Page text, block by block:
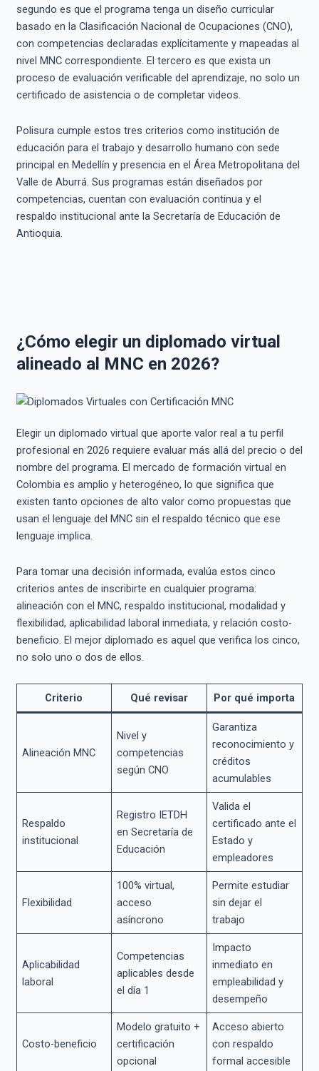
segundo es que el programa tenga un diseño curricular
basado en la Clasificación Nacional de Ocupaciones (CNO),
con competencias declaradas explícitamente y mapeadas al
nivel MNC correspondiente. El tercero es que exista un
proceso de evaluación verificable del aprendizaje, no solo un
certificado de asistencia o de completar videos.
Polisura cumple estos tres criterios como institución de
educación para el trabajo y desarrollo humano con sede
principal en Medellín y presencia en el Área Metropolitana del
Valle de Aburrá. Sus programas están diseñados por
competencias, cuentan con evaluación continua y el
respaldo institucional ante la Secretaría de Educación de
Antioquia.
¿Cómo elegir un diplomado virtual
alineado al MNC en 2026?
Elegir un diplomado virtual que aporte valor real a tu perfil
profesional en 2026 requiere evaluar más allá del precio o del
nombre del programa. El mercado de formación virtual en
Colombia es amplio y heterogéneo, lo que significa que
existen tanto opciones de alto valor como propuestas que
usan el lenguaje del MNC sin el respaldo técnico que ese
lenguaje implica.
Para tomar una decisión informada, evalúa estos cinco
criterios antes de inscribirte en cualquier programa:
alineación con el MNC, respaldo institucional, modalidad y
flexibilidad, aplicabilidad laboral inmediata, y relación costo-
beneficio. El mejor diplomado es aquel que verifica los cinco,
no solo uno o dos de ellos.
Criterio Qué revisar Por qué importa
Alineación MNC
Nivel y
competencias
según CNO
Garantiza
reconocimiento y
créditos
acumulables
Respaldo
institucional
Registro IETDH
en Secretaría de
Educación
Valida el
certificado ante el
Estado y
empleadores
Flexibilidad
100% virtual,
acceso
asíncrono
Permite estudiar
sin dejar el
trabajo
Aplicabilidad
laboral
Competencias
aplicables desde
el día 1
Impacto
inmediato en
empleabilidad y
desempeño
Costo-beneficio
Modelo gratuito +
certificación
opcional
Acceso abierto
con respaldo
formal accesible